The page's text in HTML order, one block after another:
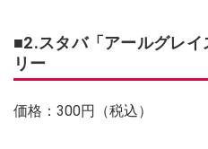
■2.スタバ「アールグレ
リー
価格：300円（税込）